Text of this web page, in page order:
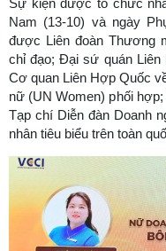
Sự kiện được tổ chức
Nam (13-10) và ngày
được Liên đoàn Thương
chỉ đạo; Đại sứ quán Liên
Cơ quan Liên Hợp Quốc
nữ (UN Women) phối
Tạp chí Diễn đàn Doanh
nhân tiêu biểu trên toàn